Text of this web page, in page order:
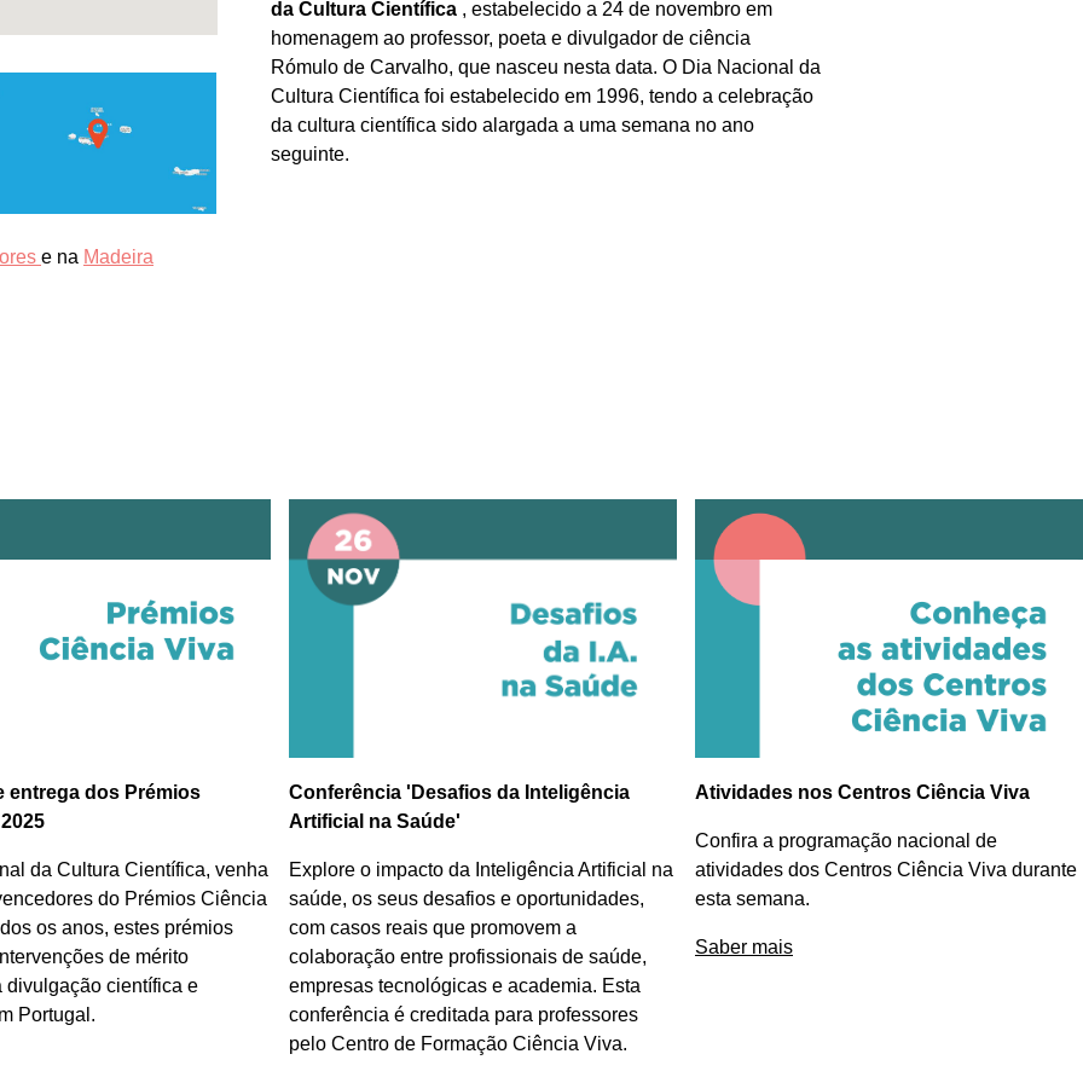
da Cultura Científica , estabelecido a 24 de novembro em
homenagem ao professor, poeta e divulgador de ciência
Rómulo de Carvalho, que nasceu nesta data. O Dia Nacional da
Cultura Científica foi estabelecido em 1996, tendo a celebração
da cultura científica sido alargada a uma semana no ano
seguinte.
e na Madeira
entrega dos Prémios
da Cultura Científica, venha
do Prémios Ciência
os anos, estes prémios
de mérito
divulgação científica e
Portugal.
Conferência 'Desafios da Inteligência
Artificial na Saúde'
Explore o impacto da Inteligência Artificial na
saúde, os seus desafios e oportunidades,
com casos reais que promovem a
colaboração entre profissionais de saúde,
empresas tecnológicas e academia. Esta
conferência é creditada para professores
pelo Centro de Formação Ciência Viva.
Atividades nos Centros Ciência Viva
Confira a programação nacional de
atividades dos Centros Ciência Viva durante
esta semana.
Saber mais